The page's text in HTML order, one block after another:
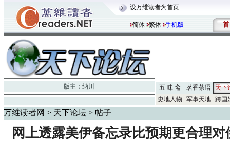
设万维读者为首页
简体 繁体 手机版 首
版主： 纳川 五 味 斋 茗香茶语
天下
史地人物
军事天地 跨国
万维读者网 > 天下论坛 > 帖子
网上透露美伊备忘录比预期更合理